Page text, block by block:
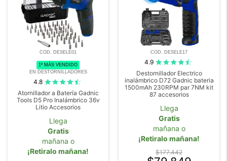
COD. DESELE01
1º MÁS VENDIDO
EN DESTORNILLADORES
4.8
Atornillador a Batería Gadnic
Tools D5 Pro Inalámbrico 36v
Litio Accesorios
Llega
Gratis
mañana o
¡Retiralo mañana!
COD. DESELE17
4.9
Destornillador Electrico
inalámbrico D72 Gadnic bateria
1500mAh 230RPM par 7NM kit
87 accesorios
Llega
Gratis
mañana o
¡Retiralo mañana!
$177.442